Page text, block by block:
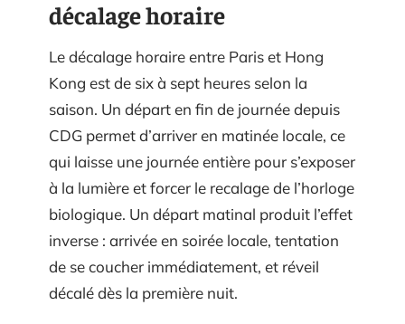
décalage horaire
Le décalage horaire entre Paris et Hong
Kong est de six à sept heures selon la
saison. Un départ en fin de journée depuis
CDG permet d’arriver en matinée locale, ce
qui laisse une journée entière pour s’exposer
à la lumière et forcer le recalage de l’horloge
biologique. Un départ matinal produit l’effet
inverse : arrivée en soirée locale, tentation
de se coucher immédiatement, et réveil
décalé dès la première nuit.